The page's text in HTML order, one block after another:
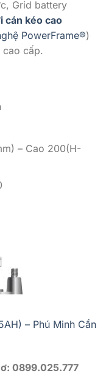
Grid battery
cán kéo cao
PowerFrame®)
cao cấp.
– Cao 200(H-
– Phú Minh Cần
0899.025.777